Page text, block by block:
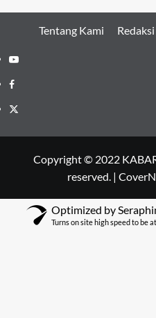
Tentang Kami Redaksi
Youtube
Facebook
Twitter
Copyright © 2022
reserved. |
Optimized by
Turns on site high speed to be